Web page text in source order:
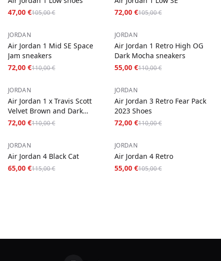
47,00 €105,00 €
72,00 €105,00 €
−35%
JORDAN
Air Jordan 1 Mid SE Space
Jam sneakers
72,00 €110,00 €
−50%
JORDAN
Air Jordan 1 Retro High OG
Dark Mocha sneakers
55,00 €110,00 €
−35%
JORDAN
Air Jordan 1 x Travis Scott
Velvet Brown and Dark
Mocha
72,00 €110,00 €
−35%
JORDAN
Air Jordan 3 Retro Fear Pack
2023 Shoes
72,00 €110,00 €
−43%
JORDAN
Air Jordan 4 Black Cat
65,00 €115,00 €
−48%
JORDAN
Air Jordan 4 Retro
55,00 €105,00 €